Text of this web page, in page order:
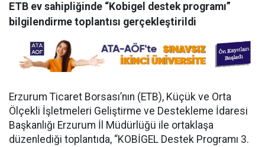
ETB ev sahipliğinde “Kobigel destek programı”
bilgilendirme toplantısı gerçekleştirildi
Erzurum Ticaret Borsası’nın (ETB), Küçük ve Orta
Ölçekli İşletmeleri Geliştirme ve Destekleme İdaresi
Başkanlığı Erzurum İl Müdürlüğü ile ortaklaşa
düzenlediği toplantıda, “KOBİGEL Destek Programı 3.